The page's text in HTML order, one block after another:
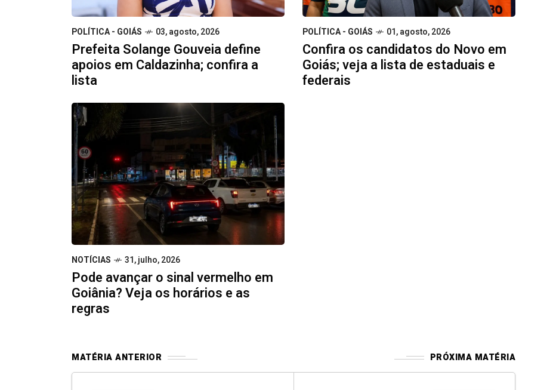
POLÍTICA - GOIÁS 03, agosto, 2026
Prefeita Solange Gouveia define
apoios em Caldazinha; confira a
lista
POLÍTICA - GOIÁS 01, agosto, 2026
Confira os candidatos do Novo em
Goiás; veja a lista de estaduais e
federais
NOTÍCIAS 31, julho, 2026
Pode avançar o sinal vermelho em
Goiânia? Veja os horários e as
regras
MATÉRIA ANTERIOR PRÓXIMA MATÉRIA